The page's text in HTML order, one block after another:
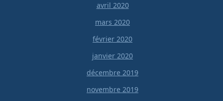
avril 2020
mars 2020
février 2020
janvier 2020
décembre 2019
novembre 2019